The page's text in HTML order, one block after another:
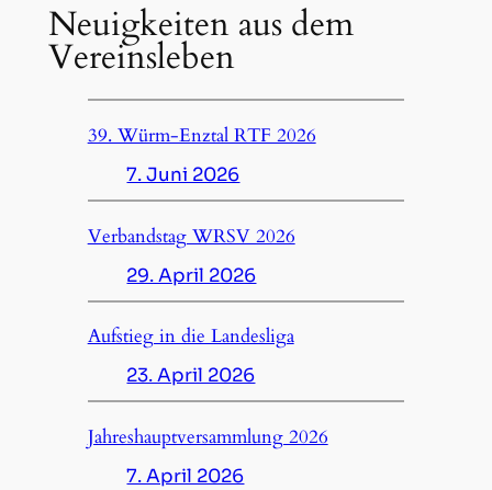
Neuigkeiten aus dem
Vereinsleben
39. Würm-Enztal RTF 2026
7. Juni 2026
Verbandstag WRSV 2026
29. April 2026
Aufstieg in die Landesliga
23. April 2026
Jahreshauptversammlung 2026
7. April 2026